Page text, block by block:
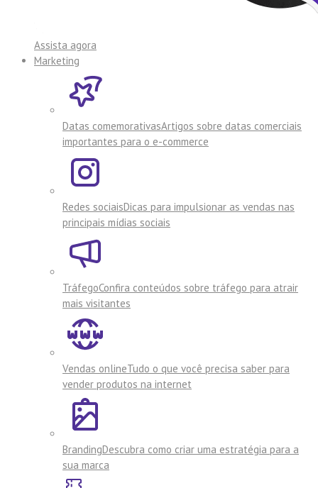
Assista agora
Marketing
Datas comemorativasArtigos sobre datas comerciais
importantes para o e-commerce
Redes sociaisDicas para impulsionar as vendas nas
principais mídias sociais
TráfegoConfira conteúdos sobre tráfego para atrair
mais visitantes
Vendas onlineTudo o que você precisa saber para
vender produtos na internet
BrandingDescubra como criar uma estratégia para a
sua marca